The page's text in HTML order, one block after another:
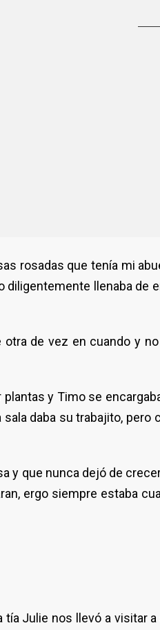
rosadas que tenía mi
diligentemente llenaba de
de vez en cuando y
y Timo se
daba su trabajito, pero
y que nunca dejó de
ergo siempre estaba
Julie nos llevó a visitar